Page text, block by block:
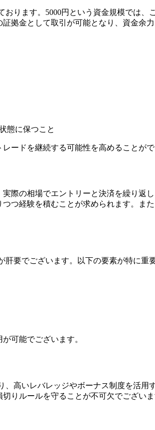
ります。5000円という資金規模では
拠金として取引が可能となり、資金
態に保つこと
ードを継続する可能性を高めることがで
際の相場でエントリーと決済を繰り返
つ経験を積むことが求められます。ま
要でございます。以下の要素が特に重要
可能でございます。
高いレバレッジやボーナス制度を活
りルールを守ることが不可欠でござい